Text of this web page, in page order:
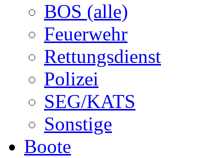
BOS (alle)
Feuerwehr
Rettungsdienst
Polizei
SEG/KATS
Sonstige
Boote